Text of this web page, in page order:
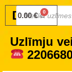
Druku.lv
0.00€
Uzlīmju